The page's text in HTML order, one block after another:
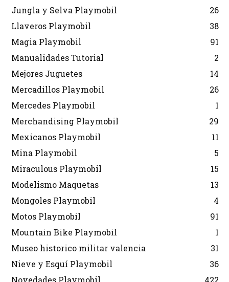
Jungla y Selva Playmobil
26
Llaveros Playmobil
38
Magia Playmobil
91
Manualidades Tutorial
2
Mejores Juguetes
14
Mercadillos Playmobil
26
Mercedes Playmobil
1
Merchandising Playmobil
29
Mexicanos Playmobil
11
Mina Playmobil
5
Miraculous Playmobil
15
Modelismo Maquetas
13
Mongoles Playmobil
4
Motos Playmobil
91
Mountain Bike Playmobil
1
Museo historico militar valencia
31
Nieve y Esquí Playmobil
36
Novedades Playmobil
422